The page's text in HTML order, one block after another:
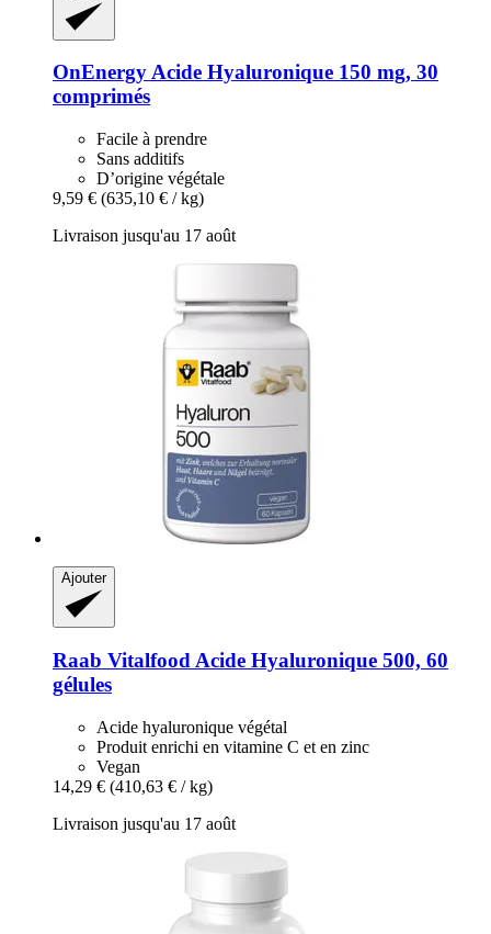
OnEnergyAcide Hyaluronique 150 mg, 30
comprimés
Facile à prendre
Sans additifs
D’origine végétale
9,59 € (635,10 € / kg)
Livraison jusqu'au 17 août
Ajouter
Raab Vitalfood Acide Hyaluronique 500, 60
gélules
Acide hyaluronique végétal
Produit enrichi en vitamine C et en zinc
Vegan
14,29 € (410,63 € / kg)
Livraison jusqu'au 17 août